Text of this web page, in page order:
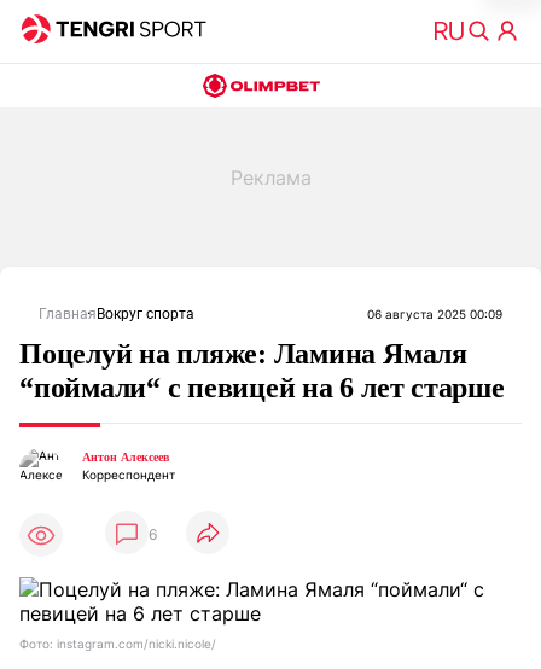
Главная Вокруг спорта 06 августа 2025 00:09
Поцелуй на пляже: Ламина Ямаля
“поймали“ с певицей на 6 лет старше
Антон Алексеев
Корреспондент
6
Фото: instagram.com/nicki.nicole/